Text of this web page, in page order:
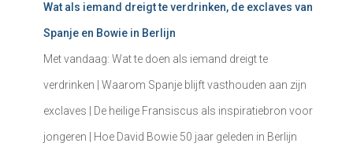
Wat als iemand dreigt te verdrinken, de exclaves van
Spanje en Bowie in Berlijn
Met vandaag: Wat te doen als iemand dreigt te
verdrinken | Waarom Spanje blijft vasthouden aan zijn
exclaves | De heilige Fransiscus als inspiratiebron voor
jongeren | Hoe David Bowie 50 jaar geleden in Berlijn